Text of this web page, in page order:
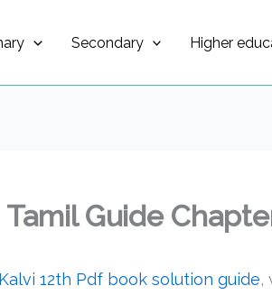
Secondary Higher
Guide
12th Pdf book solution guide,